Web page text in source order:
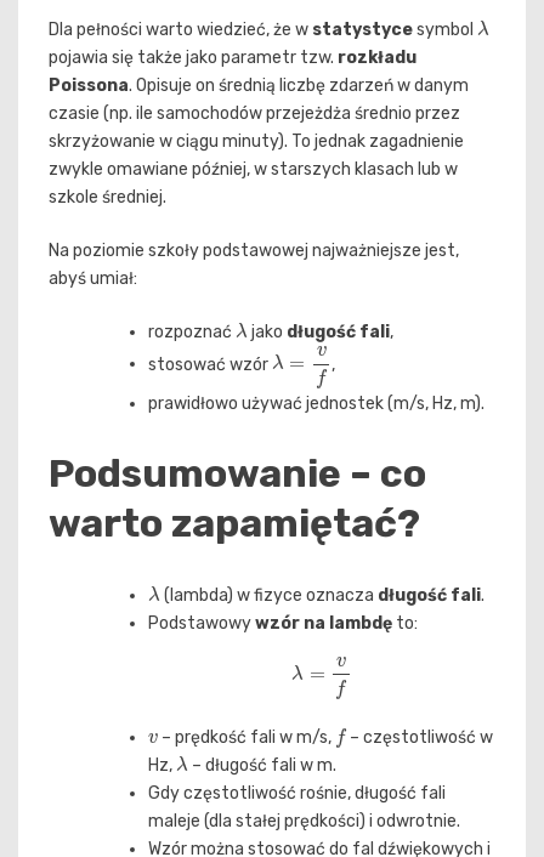
Dla pełności warto wiedzieć, że w statystycesymbol
λ
pojawia się także jako parametr tzw. rozkładu
Poissona. Opisuje on średnią liczbę zdarzeń w danym
czasie (np. ile samochodów przejeżdża średnio przez
skrzyżowanie w ciągu minuty). To jednak zagadnienie
zwykle omawiane później, w starszych klasach lub w
szkole średniej.
Na poziomie szkoły podstawowej najważniejsze jest,
abyś umiał:
rozpoznać
λ
jako długość fali,
stosować wzór
λ
,
prawidłowo używać jednostek (m/s, Hz, m).
Podsumowanie – co
warto zapamiętać?
λ
(lambda) w fizyce oznacza długość fali.
Podstawowywzór na lambdę to:
f
– prędkość fali w m/s,
f
– częstotliwość w
Hz,
λ
– długość fali w m.
Gdy częstotliwość rośnie, długość fali
maleje (dla stałej prędkości) i odwrotnie.
Wzór można stosować do fal dźwiękowych i